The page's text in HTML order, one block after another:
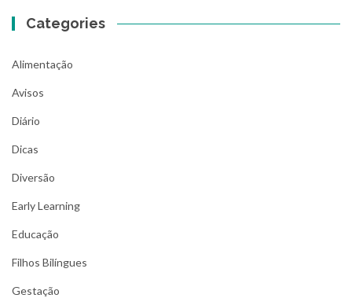
Categories
Alimentação
Avisos
Diário
Dicas
Diversão
Early Learning
Educação
Filhos Bilíngues
Gestação